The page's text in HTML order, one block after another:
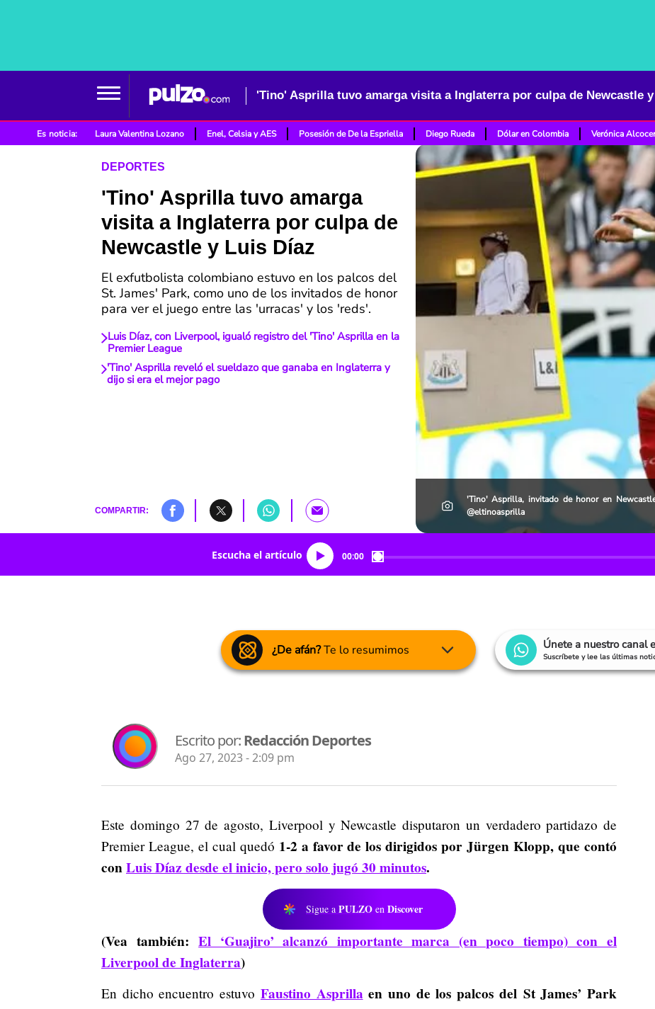
'Tino' Asprilla tuvo amarga visita a Inglaterra por culpa de Newcastle
Es noticia: Laura Valentina Lozano Enel, Celsia y AES Posesión de De la Espriella Diego Rueda Dólar en Colombia Verónica
DEPORTES
'Tino' Asprilla tuvo amarga
visita a Inglaterra por culpa de
Newcastle y Luis Díaz
El exfutbolista colombiano estuvo en los palcos del
St. James' Park, como uno de los invitados de honor
para ver el juego entre las 'urracas' y los 'reds'.
Luis Díaz, con Liverpool, igualó registro del 'Tino' Asprilla en la
Premier League
'Tino' Asprilla reveló el sueldazo que ganaba en Inglaterra y
dijo si era el mejor pago
COMPARTIR:
'Tino' Asprilla, invitado de honor en
@eltinoasprilla
Escucha el artículo 00:00
¿De afán?Te lo resumimos Únete a nuestro canal
Suscríbete y lee las últimas
Escrito por:Redacción Deportes
Ago 27, 2023 - 2:09 pm
Este domingo 27 de agosto, Liverpool y Newcastle disputaron un verdadero partidazo de
Premier League, el cual quedó 1-2 a favor de los dirigidos por Jürgen Klopp, que contó
conLuis Díaz desde el inicio, pero solo jugó 30 minutos.
Sigue a PULZO en Discover
(Vea también:El ‘Guajiro’ alcanzó importante marca (en poco tiempo) con el
Liverpool de Inglaterra)
En dicho encuentro estuvo Faustino Asprillaen uno de los palcos del St James’ Park